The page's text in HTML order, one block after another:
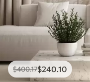
$400.17$240 .10